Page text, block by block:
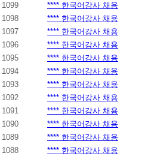
전
화
드
겠
습
니
다.
1099
**** 한국어강사 채용
1098
**** 한국어강사 채용
1097
**** 한국어강사 채용
1096
**** 한국어강사 채용
1095
**** 한국어강사 채용
1094
**** 한국어강사 채용
1093
**** 한국어강사 채용
1092
**** 한국어강사 채용
1091
**** 한국어강사 채용
1090
**** 한국어강사 채용
1089
**** 한국어강사 채용
1088
**** 한국어강사 채용